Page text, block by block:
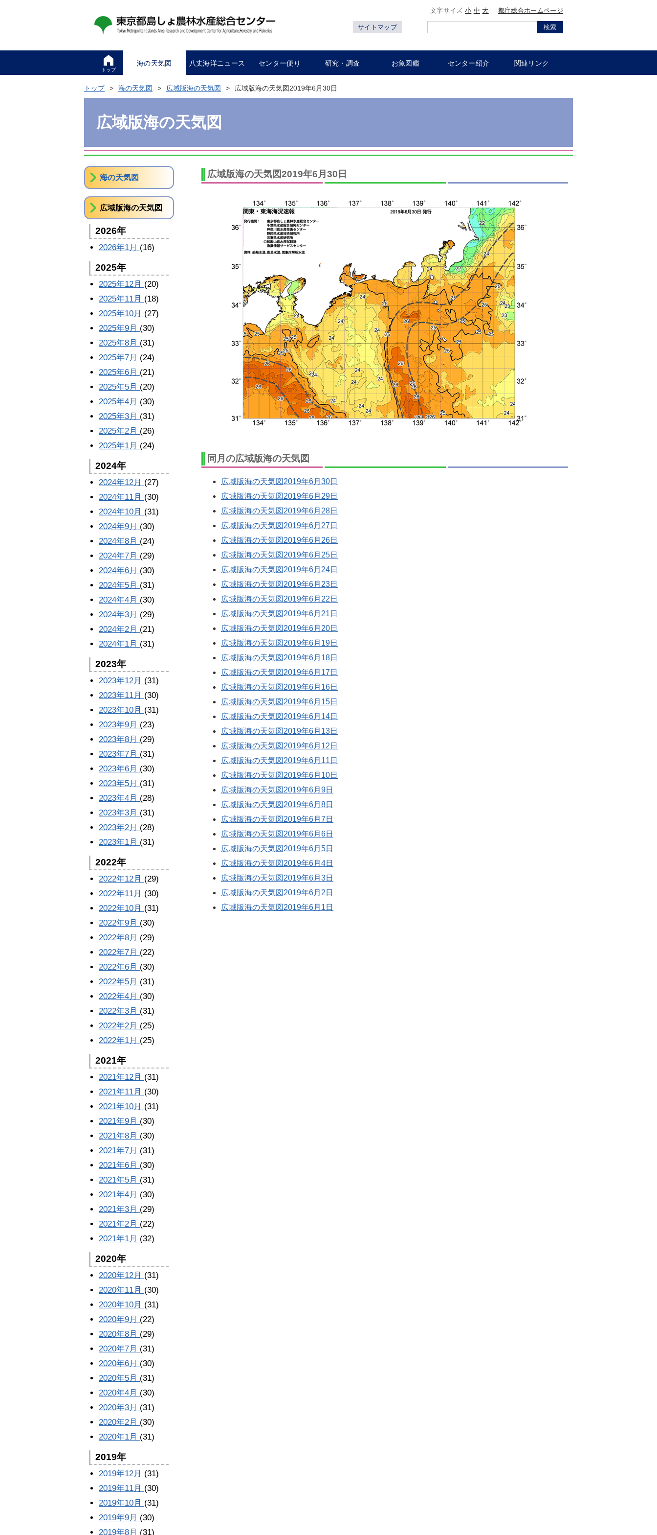
文字サイズ小 中 大 都庁総合ホームページ
サイトマップ 検索
トップ
海の天気図 八丈海洋ニュース センター便り 研究・調査 お魚図鑑 センター紹介 関連リンク
トップ 海の天気図 広域版海の天気図 広域版海の天気図2019年6月30日
広域版海の天気図
広域版海の天気図2019年6月30日
同月の広域版海の天気図
広域版海の天気図2019年6月30日
広域版海の天気図2019年6月29日
広域版海の天気図2019年6月28日
広域版海の天気図2019年6月27日
広域版海の天気図2019年6月26日
広域版海の天気図2019年6月25日
広域版海の天気図2019年6月24日
広域版海の天気図2019年6月23日
広域版海の天気図2019年6月22日
広域版海の天気図2019年6月21日
広域版海の天気図2019年6月20日
広域版海の天気図2019年6月19日
広域版海の天気図2019年6月18日
広域版海の天気図2019年6月17日
広域版海の天気図2019年6月16日
広域版海の天気図2019年6月15日
広域版海の天気図2019年6月14日
広域版海の天気図2019年6月13日
広域版海の天気図2019年6月12日
広域版海の天気図2019年6月11日
広域版海の天気図2019年6月10日
広域版海の天気図2019年6月9日
広域版海の天気図2019年6月8日
広域版海の天気図2019年6月7日
広域版海の天気図2019年6月6日
広域版海の天気図2019年6月5日
広域版海の天気図2019年6月4日
広域版海の天気図2019年6月3日
広域版海の天気図2019年6月2日
広域版海の天気図2019年6月1日
海の天気図
広域版海の天気図
2026年
2026年1月 (16)
2025年
2025年12月 (20)
2025年11月 (18)
2025年10月 (27)
2025年9月 (30)
2025年8月 (31)
2025年7月 (24)
2025年6月 (21)
2025年5月 (20)
2025年4月 (30)
2025年3月 (31)
2025年2月 (26)
2025年1月 (24)
2024年
2024年12月 (27)
2024年11月 (30)
2024年10月 (31)
2024年9月 (30)
2024年8月 (24)
2024年7月 (29)
2024年6月 (30)
2024年5月 (31)
2024年4月 (30)
2024年3月 (29)
2024年2月 (21)
2024年1月 (31)
2023年
2023年12月 (31)
2023年11月 (30)
2023年10月 (31)
2023年9月 (23)
2023年8月 (29)
2023年7月 (31)
2023年6月 (30)
2023年5月 (31)
2023年4月 (28)
2023年3月 (31)
2023年2月 (28)
2023年1月 (31)
2022年
2022年12月 (29)
2022年11月 (30)
2022年10月 (31)
2022年9月 (30)
2022年8月 (29)
2022年7月 (22)
2022年6月 (30)
2022年5月 (31)
2022年4月 (30)
2022年3月 (31)
2022年2月 (25)
2022年1月 (25)
2021年
2021年12月 (31)
2021年11月 (30)
2021年10月 (31)
2021年9月 (30)
2021年8月 (30)
2021年7月 (31)
2021年6月 (30)
2021年5月 (31)
2021年4月 (30)
2021年3月 (29)
2021年2月 (22)
2021年1月 (32)
2020年
2020年12月 (31)
2020年11月 (30)
2020年10月 (31)
2020年9月 (22)
2020年8月 (29)
2020年7月 (31)
2020年6月 (30)
2020年5月 (31)
2020年4月 (30)
2020年3月 (31)
2020年2月 (30)
2020年1月 (31)
2019年
2019年12月 (31)
2019年11月 (30)
2019年10月 (31)
2019年9月 (30)
2019年8月 (31)